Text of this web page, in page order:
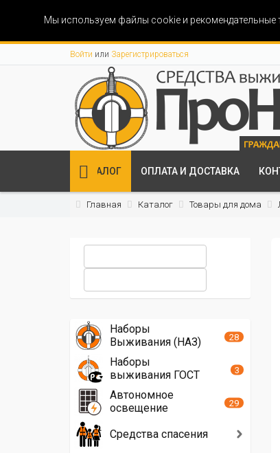
Мы используем файлы cookie и рекомендательные
Войти или Зарегистрироваться
КАТАЛОГ ОПЛАТА И ДОСТАВКА
Главная Каталог Товары для дома
Наборы
Выживания (НАЗ)
28
Наборы
выживания ГОСТ
3
Автономное
освещение
29
Средства спасения